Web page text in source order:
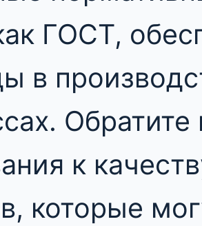
ГОСТ,
в
к
которые